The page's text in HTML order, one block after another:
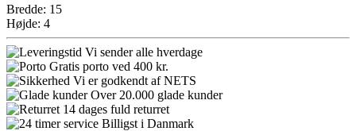
Bredde: 15
Højde: 4
Vi sender alle hverdage
Gratis porto ved 400 kr.
Vi er godkendt af NETS
Over 20.000 glade kunder
14 dages fuld returret
Billigst i Danmark